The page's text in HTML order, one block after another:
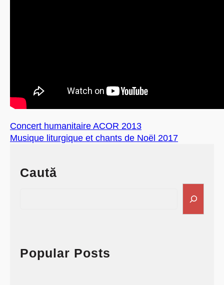
Concert humanitaire ACOR 2013
Musique liturgique et chants de Noël 2017
Caută
h
Popular Posts